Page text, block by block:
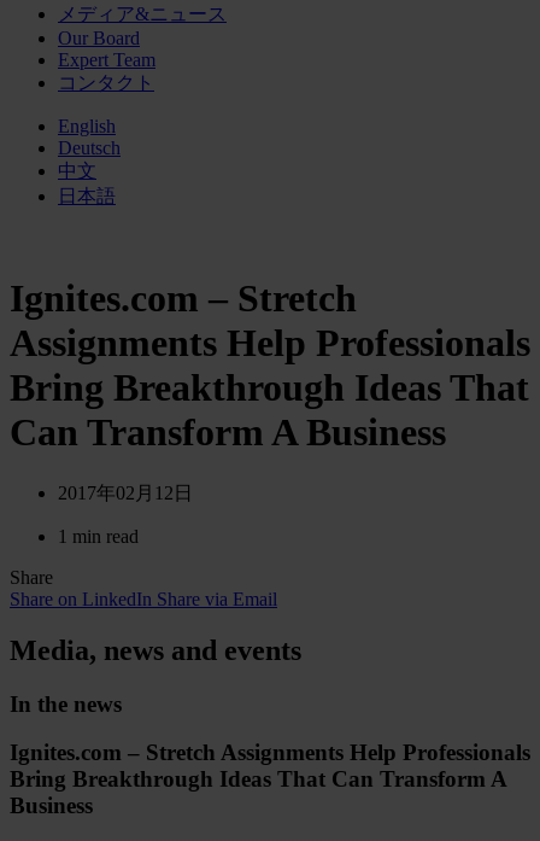
メディア&ニュース
Our Board
Expert Team
コンタクト
English
Deutsch
中文
日本語
Ignites.com – Stretch
Assignments Help Professionals
Bring Breakthrough Ideas That
Can Transform A Business
2017年02月12日
1 min read
Share
Share on LinkedIn Share via Email
Media, news and events
In the news
Ignites.com – Stretch Assignments Help Professionals
Bring Breakthrough Ideas That Can Transform A
Business